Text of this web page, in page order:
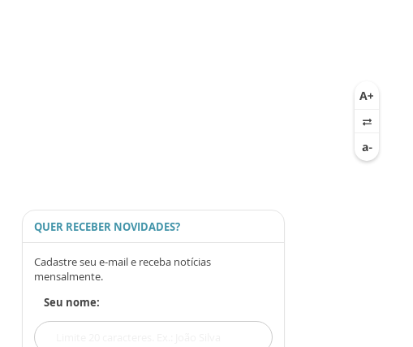
QUER RECEBER NOVIDADES?
Cadastre seu e-mail e receba notícias
mensalmente.
Seu nome: